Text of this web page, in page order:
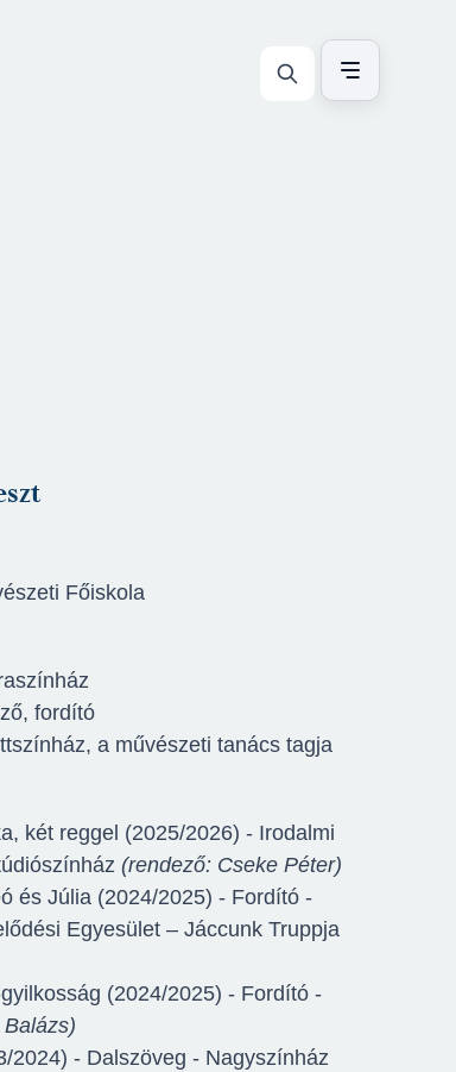
Főiskola
fordító
a művészeti tanács tagja
két reggel (2025/2026) - Irodalmi
(rendező: Cseke Péter)
és Júlia (2024/2025) - Fordító -
Egyesület – Jáccunk Truppja
(2024/2025) - Fordító -
2024) - Dalszöveg - Nagyszínház